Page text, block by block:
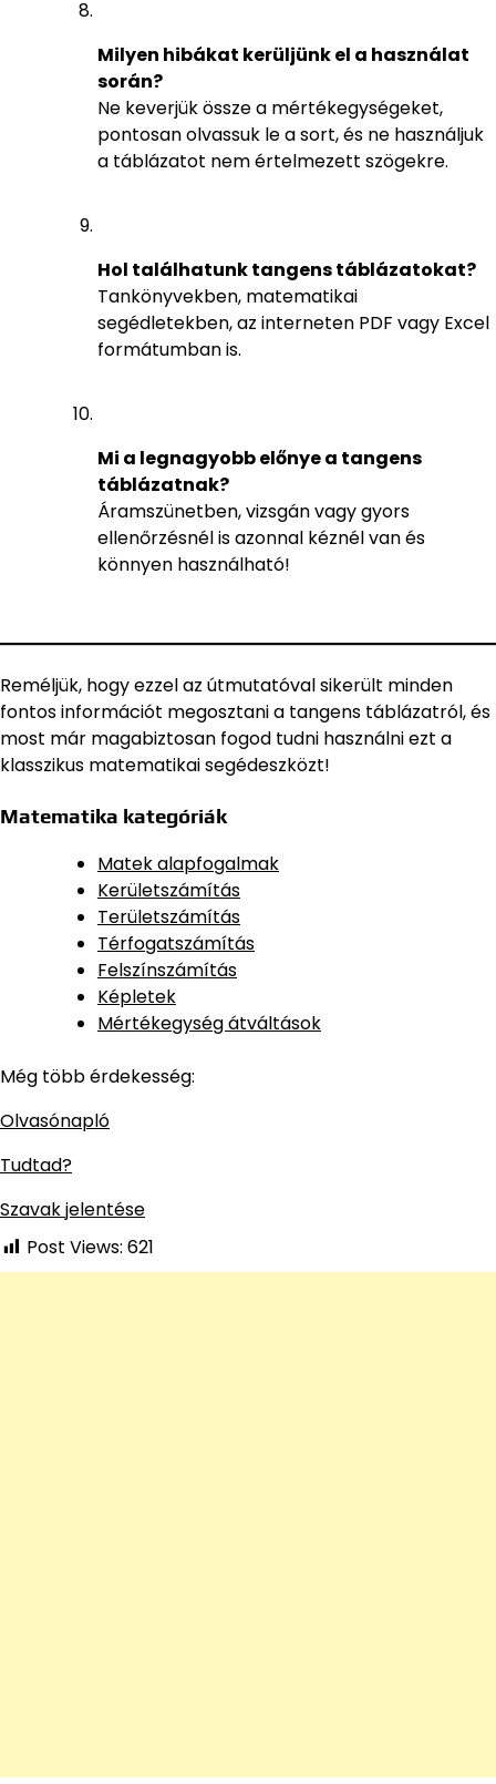
Milyen hibákat kerüljünk el a használat
során?
Ne keverjük össze a mértékegységeket,
pontosan olvassuk le a sort, és ne használjuk
a táblázatot nem értelmezett szögekre.
Hol találhatunk tangens táblázatokat?
Tankönyvekben, matematikai
segédletekben, az interneten PDF vagy Excel
formátumban is.
Mi a legnagyobb előnye a tangens
táblázatnak?
Áramszünetben, vizsgán vagy gyors
ellenőrzésnél is azonnal kéznél van és
könnyen használható!
Reméljük, hogy ezzel az útmutatóval sikerült minden
fontos információt megosztani a tangens táblázatról, és
most már magabiztosan fogod tudni használni ezt a
klasszikus matematikai segédeszközt!
Matematika kategóriák
Matek alapfogalmak
Kerületszámítás
Területszámítás
Térfogatszámítás
Felszínszámítás
Képletek
Mértékegység átváltások
Még több érdekesség:
Olvasónapló
Tudtad?
Szavak jelentése
Post Views: 621